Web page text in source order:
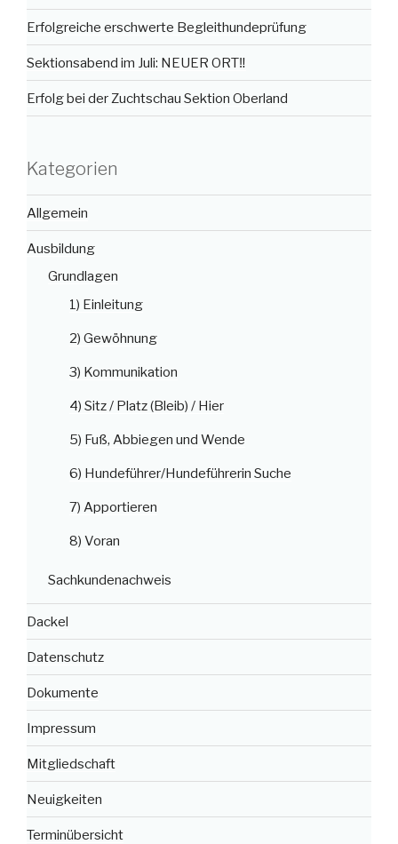
Erfolgreiche erschwerte Begleithundeprüfung
Sektionsabend im Juli: NEUER ORT‼️
Erfolg bei der Zuchtschau Sektion Oberland
Kategorien
Allgemein
Ausbildung
Grundlagen
1) Einleitung
2) Gewöhnung
3) Kommunikation
4) Sitz / Platz (Bleib) / Hier
5) Fuß, Abbiegen und Wende
6) Hundeführer/Hundeführerin Suche
7) Apportieren
8) Voran
Sachkundenachweis
Dackel
Datenschutz
Dokumente
Impressum
Mitgliedschaft
Neuigkeiten
Terminübersicht